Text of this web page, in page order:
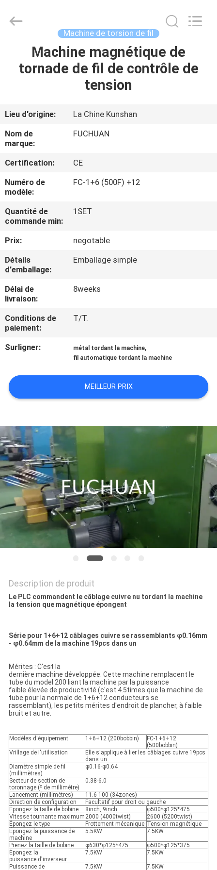
ACCUEIL
VIDÉOS
LE
SPECTACLE
VR
À
PROPOS
DE
NOUS
VISITE
DE
L'USINE
CONTRÔLE
CONTACTEZ-
NOUVELLES
LES
AFFAIRES
PLAN
DU
PRIVACY
POLICY
Electrical
Machine de torsion de fil
Machine magnétique de
tornade de fil de contrôle de
tension
Lieu d'origine:
La Chine Kunshan
Nom de
marque:
FUCHUAN
Certification:
CE
Numéro de
modèle:
FC-1+6 (500F) +12
Quantité de
commande min:
1SET
Prix:
negotable
Détails
d'emballage:
Emballage simple
Délai de
livraison:
8weeks
Conditions de
paiement:
T/T.
Surligner: métal tordant la machine,
fil automatique tordant la machine
MEILLEUR PRIX
Description de produit
Le PLC commandent le câblage cuivre nu tordant la machine
la tension que magnétique épongent
Série pour 1+6+12 câblages cuivre se rassemblants φ0.16mm
- φ0.64mm de la machine 19pcs dans un
Mérites : C'est la
dernière machine développée. Cette machine remplacent le
tube du model 200 liant la machine par la puissance
faible élevée de productivité (c'est 4.5times que la machine de
tube pour la normale de 1+6+12 conducteurs se
rassemblant), les petits mérites d'endroit de plancher, à faible
bruit et autre.
Modèles d'équipement 1+6+12 (200bobbin)
FC-1+6+12
(500bobbin)
Vrillage de l'utilisation
Elle s'applique à lier les câblages cuivre 19pcs
dans un
Diamètre simple de fil
(millimètres)
φ0.16-φ0.64
Secteur de section de
toronnage (² de millimètre)
0.38-6.0
Lancement (millimètres)
11.6-100 (34zones)
Direction de configuration
Facultatif pour droit ou gauche
Épongez la taille de bobine
8inch, 9inch
φ500*φ125*475
Vitesse tournante maximum 2000 (4000twist)
2600 (5200twist)
Épongez le type
Frottement mécanique Tension magnétique
Épongez la puissance de
machine
5.5KW 7.5KW
Prenez la taille de bobine φ630*φ125*475
φ500*φ125*375
Épongez la
puissance d'inverseur
7.5KW 7.5KW
Puissance de 7.5KW 7.5KW